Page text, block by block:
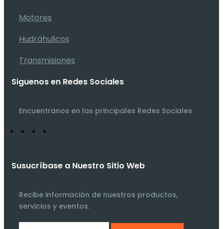
Motores
Hudráhulicos
Transmisiones
Siguenos en Redes Sociales
Encuentranos en las principales Redes Sociales
Susucríbase a Nuestro Sitio Web
Recibe información de nuestros productos,
servicios y eventos.